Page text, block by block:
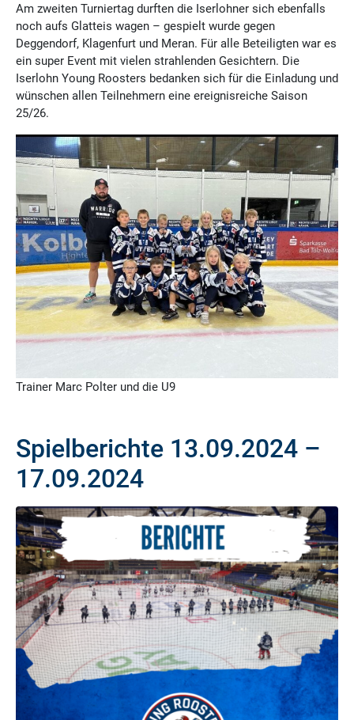
Am zweiten Turniertag durften die Iserlohner sich ebenfalls
noch aufs Glatteis wagen – gespielt wurde gegen
Deggendorf, Klagenfurt und Meran. Für alle Beteiligten war es
ein super Event mit vielen strahlenden Gesichtern. Die
Iserlohn Young Roosters bedanken sich für die Einladung und
wünschen allen Teilnehmern eine ereignisreiche Saison
25/26.
Trainer Marc Polter und die U9
Spielberichte 13.09.2024 –
17.09.2024